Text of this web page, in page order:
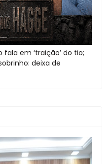
fala em ‘traição’ do tio;
deixa de